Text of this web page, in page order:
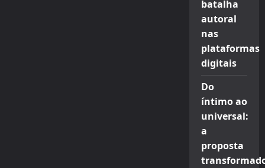
batalha
autoral
nas
plataformas
digitais
Do
íntimo ao
universal:
a
proposta